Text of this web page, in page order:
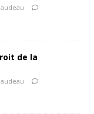
de la